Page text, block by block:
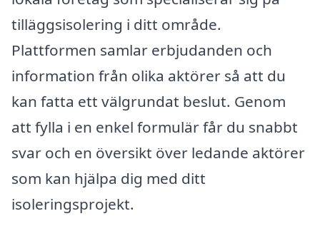
tilläggsisolering i ditt område.
Plattformen samlar erbjudanden och
information från olika aktörer så att du
kan fatta ett välgrundat beslut. Genom
att fylla i en enkel formulär får du snabbt
svar och en översikt över ledande aktörer
som kan hjälpa dig med ditt
isoleringsprojekt.